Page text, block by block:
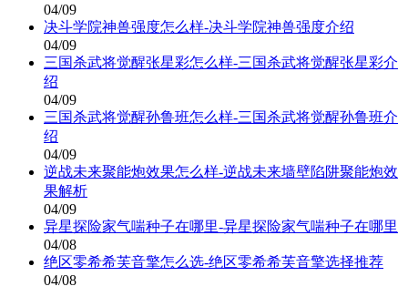
04/09
决斗学院神兽强度怎么样-决斗学院神兽强度介绍
04/09
三国杀武将觉醒张星彩怎么样-三国杀武将觉醒张星彩介
绍
04/09
三国杀武将觉醒孙鲁班怎么样-三国杀武将觉醒孙鲁班介
绍
04/09
逆战未来聚能炮效果怎么样-逆战未来墙壁陷阱聚能炮效
果解析
04/09
异星探险家气喘种子在哪里-异星探险家气喘种子在哪里
04/08
绝区零希希芙音擎怎么选-绝区零希希芙音擎选择推荐
04/08